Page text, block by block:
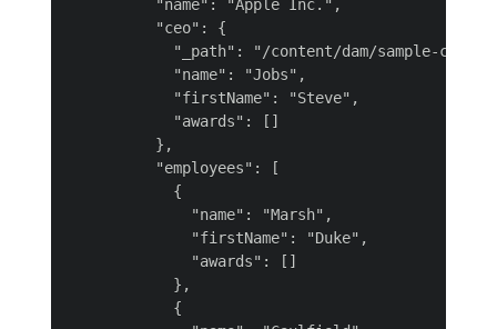
          "name": "Apple Inc.",
          "ceo": {
"_path": "/content/dam/sample-
            "name": "Jobs",
            "firstName": "Steve",
            "awards": []
          },
          "employees": [
            {
              "name": "Marsh",
              "firstName": "Duke",
              "awards": []
            },
            {